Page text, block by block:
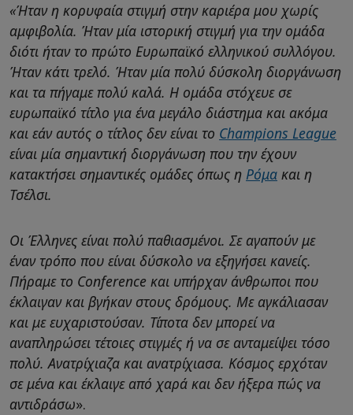
«Ήταν η κορυφαία στιγμή στην καριέρα μου χωρίς
αμφιβολία. Ήταν μία ιστορική στιγμή για την ομάδα
διότι ήταν το πρώτο Ευρωπαϊκό ελληνικού συλλόγου.
Ήταν κάτι τρελό. Ήταν μία πολύ δύσκολη διοργάνωση
και τα πήγαμε πολύ καλά. Η ομάδα στόχευε σε
ευρωπαϊκό τίτλο για ένα μεγάλο διάστημα και ακόμα
και εάν αυτός ο τίτλος δεν είναι το Champions League
είναι μία σημαντική διοργάνωση που την έχουν
κατακτήσει σημαντικές ομάδες όπως η Ρόμα και η
Τσέλσι.
Οι Έλληνες είναι πολύ παθιασμένοι. Σε αγαπούν με
έναν τρόπο που είναι δύσκολο να εξηγήσει κανείς.
Πήραμε το Conference και υπήρχαν άνθρωποι που
έκλαιγαν και βγήκαν στους δρόμους. Με αγκάλιασαν
και με ευχαριστούσαν. Τίποτα δεν μπορεί να
αναπληρώσει τέτοιες στιγμές ή να σε ανταμείψει τόσο
πολύ. Aνατρίχιαζα και ανατρίχιασα. Κόσμος ερχόταν
σε μένα και έκλαιγε από χαρά και δεν ήξερα πώς να
αντιδράσω».